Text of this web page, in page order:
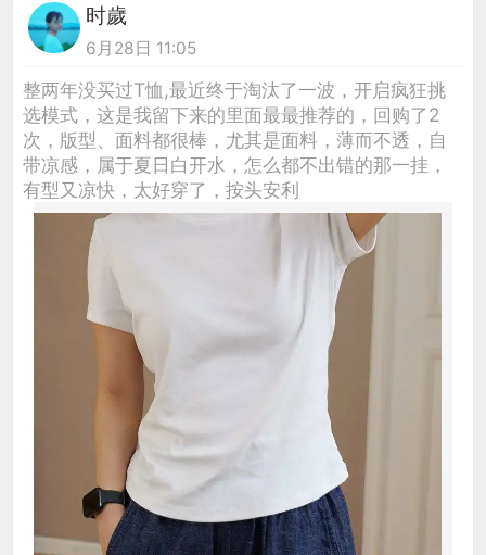
时歲
6月28日 11:05
整两年没买过T恤,最近终于淘汰了一波，开启疯狂挑
选模式，这是我留下来的里面最最推荐的，回购了2
次，版型、面料都很棒，尤其是面料，薄而不透，自
带凉感，属于夏日白开水，怎么都不出错的那一挂，
有型又凉快，太好穿了，按头安利